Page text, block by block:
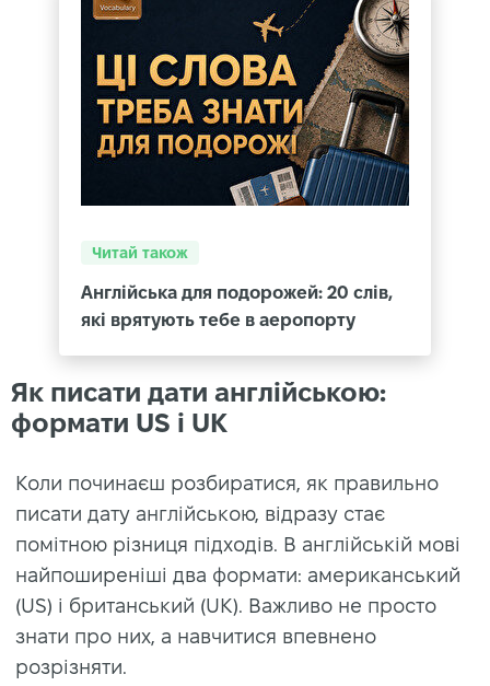
Читай також
Англійська для подорожей: 20 слів,
які врятують тебе в аеропорту
Як писати дати англійською:
формати US і UK
Коли починаєш розбиратися, як правильно
писати дату англійською, відразу стає
помітною різниця підходів. В англійській мові
найпоширеніші два формати: американський
(US) і британський (UK). Важливо не просто
знати про них, а навчитися впевнено
розрізняти.